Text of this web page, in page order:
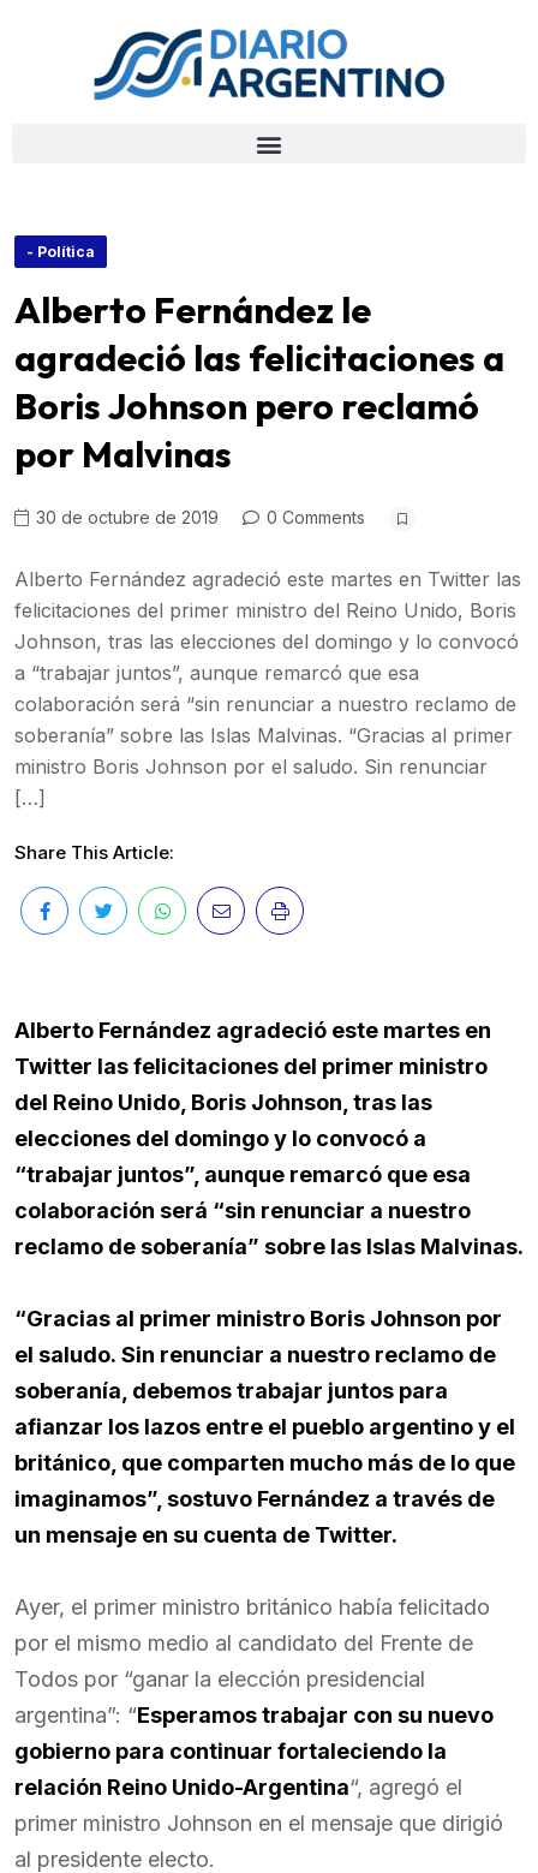
- Política
Alberto Fernández le
agradeció las felicitaciones a
Boris Johnson pero reclamó
por Malvinas
30 de octubre de 2019 0 Comments
Alberto Fernández agradeció este martes en Twitter las
felicitaciones del primer ministro del Reino Unido, Boris
Johnson, tras las elecciones del domingo y lo convocó
a “trabajar juntos”, aunque remarcó que esa
colaboración será “sin renunciar a nuestro reclamo de
soberanía” sobre las Islas Malvinas. “Gracias al primer
ministro Boris Johnson por el saludo. Sin renunciar
[…]
Share This Article:
Alberto Fernández agradeció este martes en
Twitter las felicitaciones del primer ministro
del Reino Unido, Boris Johnson, tras las
elecciones del domingo y lo convocó a
“trabajar juntos”, aunque remarcó que esa
colaboración será “sin renunciar a nuestro
reclamo de soberanía” sobre las Islas Malvinas.
“Gracias al primer ministro Boris Johnson por
el saludo. Sin renunciar a nuestro reclamo de
soberanía, debemos trabajar juntos para
afianzar los lazos entre el pueblo argentino y el
británico, que comparten mucho más de lo que
imaginamos”, sostuvo Fernández a través de
un mensaje en su cuenta de Twitter.
Ayer, el primer ministro británico había felicitado
por el mismo medio al candidato del Frente de
Todos por “ganar la elección presidencial
argentina”: “Esperamos trabajar con su nuevo
gobierno para continuar fortaleciendo la
relación Reino Unido-Argentina“, agregó el
primer ministro Johnson en el mensaje que dirigió
al presidente electo.